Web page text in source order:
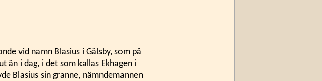
vid namn Blasius i Gälsby, som på
än i dag, i det som kallas Ekhagen i
Blasius sin granne, nämndemannen